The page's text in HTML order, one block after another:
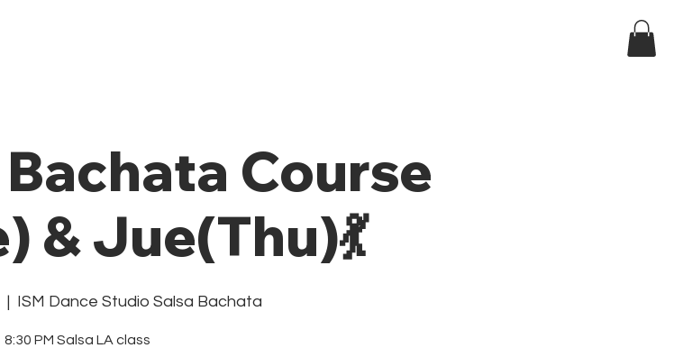
Course
& Jue(Thu)💃
  |
ISM Dance Studio Salsa Bachata
8:30 PM Salsa LA class